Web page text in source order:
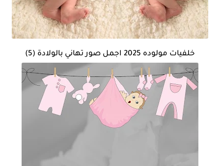
خلفيات مولوده 2025 اجمل صور تهاني بالولادة (5)